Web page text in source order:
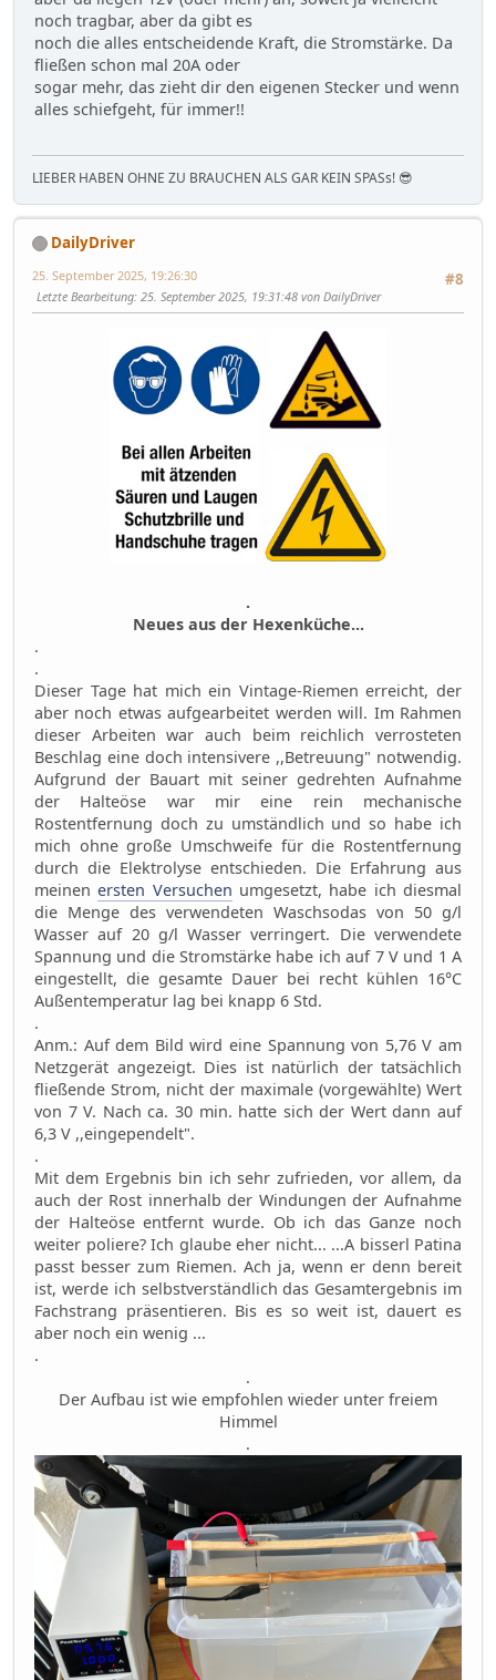
noch tragbar, aber da gibt es
noch die alles entscheidende Kraft, die Stromstärke. Da
fließen schon mal 20A oder
sogar mehr, das zieht dir den eigenen Stecker und wenn
alles schiefgeht, für immer!!
LIEBER HABEN OHNE ZU BRAUCHEN ALS GAR KEIN SPASs! 😎
DailyDriver
#8
25. September 2025, 19:26:30
Letzte Bearbeitung: 25. September 2025, 19:31:48 von DailyDriver
.
Neues aus der Hexenküche...
.
.
Dieser Tage hat mich ein Vintage-Riemen erreicht, der
aber noch etwas aufgearbeitet werden will. Im Rahmen
dieser Arbeiten war auch beim reichlich verrosteten
Beschlag eine doch intensivere ,,Betreuung" notwendig.
Aufgrund der Bauart mit seiner gedrehten Aufnahme
der Halteöse war mir eine rein mechanische
Rostentfernung doch zu umständlich und so habe ich
mich ohne große Umschweife für die Rostentfernung
durch die Elektrolyse entschieden. Die Erfahrung aus
meinenersten Versuchen umgesetzt, habe ich diesmal
die Menge des verwendeten Waschsodas von 50 g/l
Wasser auf 20 g/l Wasser verringert. Die verwendete
Spannung und die Stromstärke habe ich auf 7 V und 1 A
eingestellt, die gesamte Dauer bei recht kühlen 16°C
Außentemperatur lag bei knapp 6 Std.
.
Anm.: Auf dem Bild wird eine Spannung von 5,76 V am
Netzgerät angezeigt. Dies ist natürlich der tatsächlich
fließende Strom, nicht der maximale (vorgewählte) Wert
von 7 V. Nach ca. 30 min. hatte sich der Wert dann auf
6,3 V ,,eingependelt".
.
Mit dem Ergebnis bin ich sehr zufrieden, vor allem, da
auch der Rost innerhalb der Windungen der Aufnahme
der Halteöse entfernt wurde. Ob ich das Ganze noch
weiter poliere? Ich glaube eher nicht... ...A bisserl Patina
passt besser zum Riemen. Ach ja, wenn er denn bereit
ist, werde ich selbstverständlich das Gesamtergebnis im
Fachstrang präsentieren. Bis es so weit ist, dauert es
aber noch ein wenig ...
.
.
Der Aufbau ist wie empfohlen wieder unter freiem
Himmel
.